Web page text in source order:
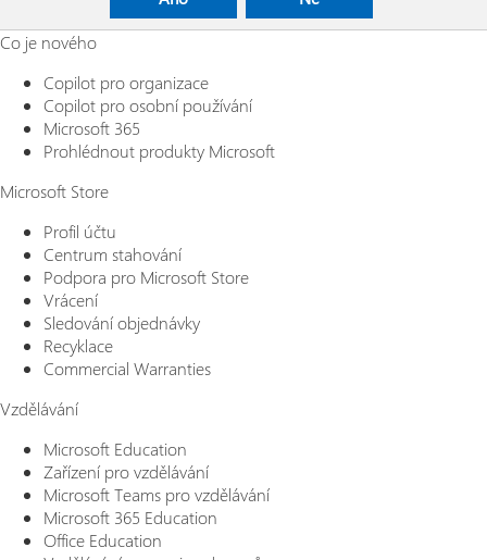
Co je nového
Copilot pro organizace
Copilot pro osobní používání
Microsoft 365
Prohlédnout produkty Microsoft
Microsoft Store
Profil účtu
Centrum stahování
Podpora pro Microsoft Store
Vrácení
Sledování objednávky
Recyklace
Commercial Warranties
Vzdělávání
Microsoft Education
Zařízení pro vzdělávání
Microsoft Teams pro vzdělávání
Microsoft 365 Education
Office Education